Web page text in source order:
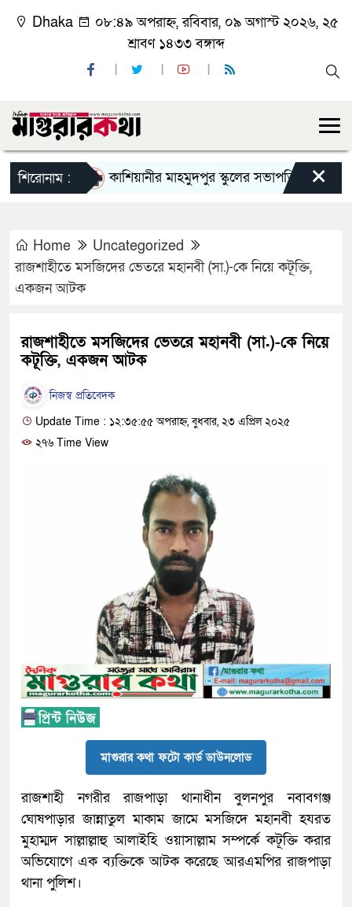
Dhaka
০৮:৪৯ অপরাহ্ন, রবিবার, ০৯ অগাস্ট ২০২৬, ২৫
শ্রাবণ ১৪৩৩ বঙ্গাব্দ
শিরোনাম : কাশিয়ানীর মাহমুদপুর স্কুলের সভাপতি হলেন গোবিন্দ
×
Home
Uncategorized
রাজশাহীতে মসজিদের ভেতরে মহানবী (সা.)-কে নিয়ে কটূক্তি,
একজন আটক
রাজশাহীতে মসজিদের ভেতরে মহানবী (সা.)-কে নিয়ে
কটূক্তি, একজন আটক
নিজস্ব প্রতিবেদক
Update Time : ১২:৩৫:৫৫ অপরাহ্ন, বুধবার, ২৩ এপ্রিল ২০২৫
২৭৬ Time View
মাগুরার কথা ফটো কার্ড ডাউনলোড
রাজশাহী নগরীর রাজপাড়া থানাধীন বুলনপুর নবাবগঞ্জ
ঘোষপাড়ার জান্নাতুল মাকাম জামে মসজিদে মহানবী হযরত
মুহাম্মদ সাল্লাল্লাহু আলাইহি ওয়াসাল্লাম সম্পর্কে কটূক্তি করার
অভিযোগে এক ব্যক্তিকে আটক করেছে আরএমপির রাজপাড়া
থানা পুলিশ।